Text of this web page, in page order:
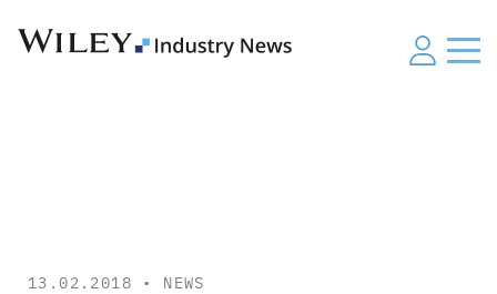
13.02.2018 • NEWS